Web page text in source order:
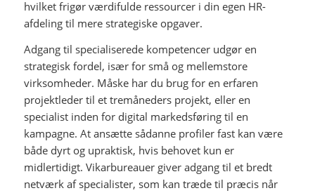
hvilket frigør værdifulde ressourcer i din egen HR-
afdeling til mere strategiske opgaver.
Adgang til specialiserede kompetencer udgør en
strategisk fordel, især for små og mellemstore
virksomheder. Måske har du brug for en erfaren
projektleder til et tremåneders projekt, eller en
specialist inden for digital markedsføring til en
kampagne. At ansætte sådanne profiler fast kan være
både dyrt og upraktisk, hvis behovet kun er
midlertidigt. Vikarbureauer giver adgang til et bredt
netværk af specialister, som kan træde til præcis når